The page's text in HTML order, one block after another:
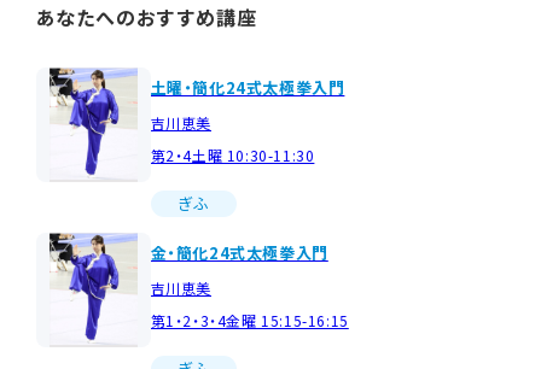
あなたへのおすすめ講座
土曜・簡化24式太極拳入門
吉川恵美
第2・4土曜 10:30-11:30
ぎふ
金・簡化24式太極拳入門
吉川恵美
第1・2・3・4金曜 15:15-16:15